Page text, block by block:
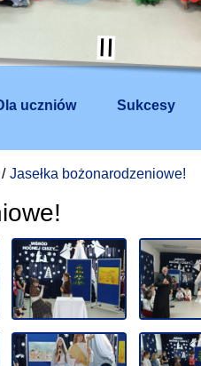
uczniów Sukcesy
Jasełka bożonarodzeniowe!